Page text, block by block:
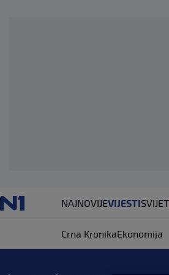
NAJNOVIJEVIJESTISVIJET
Crna KronikaEkonomija